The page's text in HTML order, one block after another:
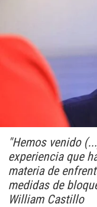
"Hemos venido
experiencia que
materia de
medidas de
William Castillo